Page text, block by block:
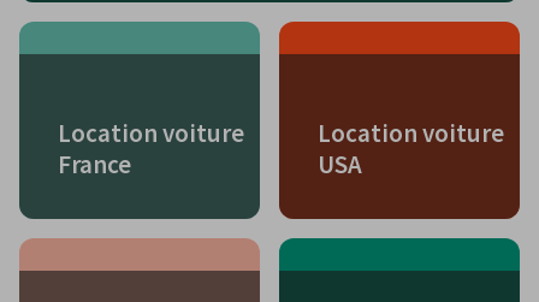
Location voiture
France
Location voiture
USA